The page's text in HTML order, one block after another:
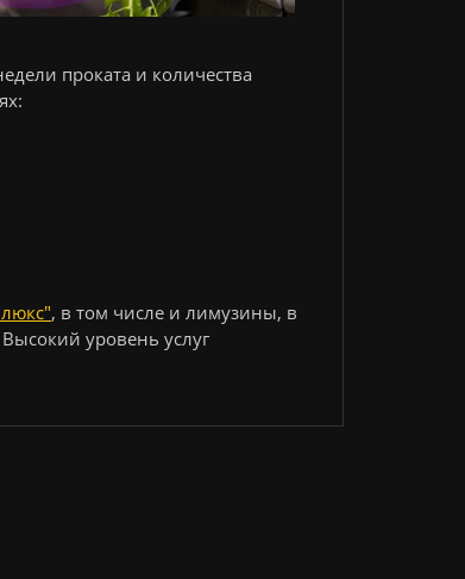
проката и количества
, в том числе и лимузины, в
уровень услуг